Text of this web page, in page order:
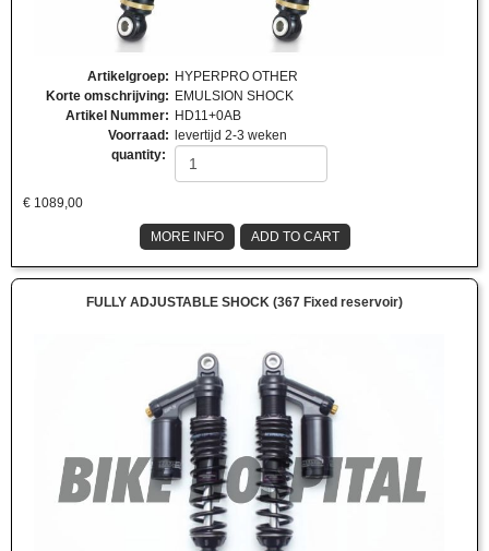
Artikelgroep: HYPERPRO OTHER
Korte omschrijving: EMULSION SHOCK
Artikel Nummer: HD11+0AB
Voorraad :
levertijd 2-3 weken
quantity:
€ 1089,00
MORE INFO ADD TO CART
FULLY ADJUSTABLE SHOCK (367 Fixed reservoir)